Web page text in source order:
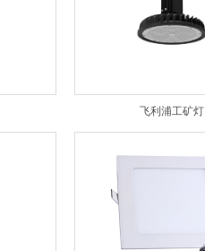
飞利浦工矿灯